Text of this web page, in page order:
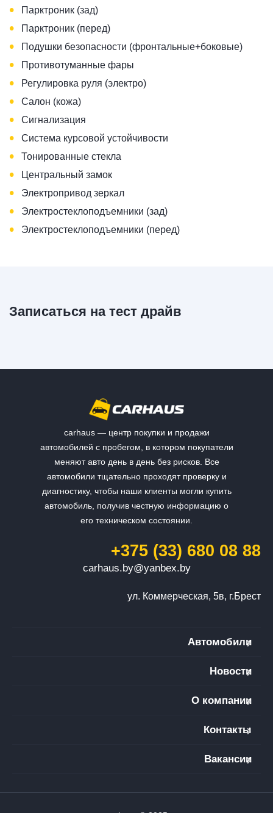
• Парктроник (зад)
• Парктроник (перед)
• Подушки безопасности (фронтальные+боковые)
• Противотуманные фары
• Регулировка руля (электро)
• Салон (кожа)
• Сигнализация
• Система курсовой устойчивости
• Тонированные стекла
• Центральный замок
• Электропривод зеркал
• Электростеклоподъемники (зад)
• Электростеклоподъемники (перед)
Записаться на тест драйв
carhaus — центр покупки и продажи
автомобилей с пробегом, в котором покупатели
меняют авто день в день без рисков. Все
автомобили тщательно проходят проверку и
диагностику, чтобы наши клиенты могли купить
автомобиль, получив честную информацию о
его техническом состоянии.
+375 (33) 680 08 88
carhaus.by@yanbex.by
ул. Коммерческая, 5в, г.Брест
Автомобили
Новости
О компании
Контакты
Вакансии